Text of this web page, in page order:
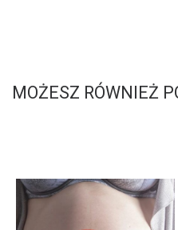
MOŻESZ RÓWNIEŻ